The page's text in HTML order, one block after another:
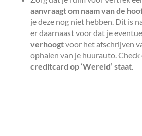
aanvraagt om naam van de
je deze nog niet hebben. Dit is
er daarnaast voor dat je
verhoogtvoor het afschrijven
ophalen van je huurauto. Check
creditcard op ‘Wereld’ staat